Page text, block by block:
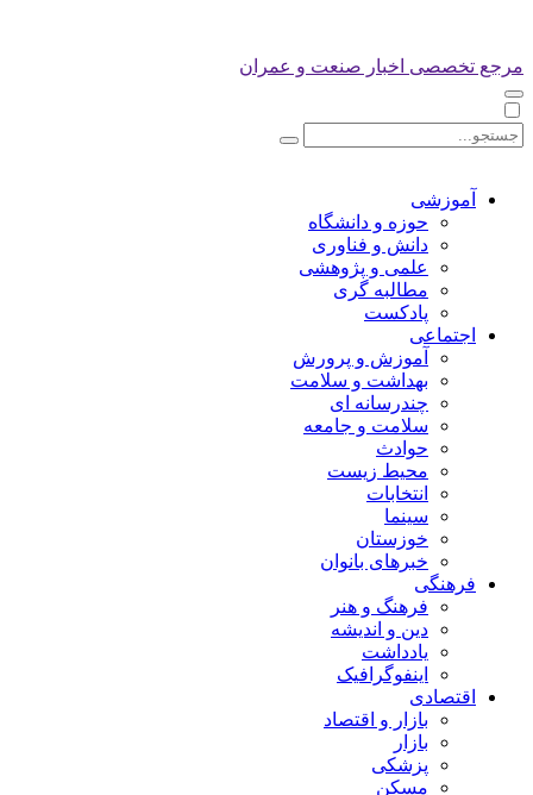
مرجع تخصصی اخبار صنعت و عمران
آموزشی
حوزه و دانشگاه
دانش و فناوری
علمی و پژوهشی
مطالبه گری
پادکست
اجتماعی
آموزش و پرورش
بهداشت و سلامت
چندرسانه ای
سلامت و جامعه
حوادث
محیط زیست
انتخابات
سینما
خوزستان
خبرهای بانوان
فرهنگی
فرهنگ و هنر
دین و اندیشه
یادداشت
اینفوگرافیک
اقتصادی
بازار و اقتصاد
بازار
پزشکی
مسکن